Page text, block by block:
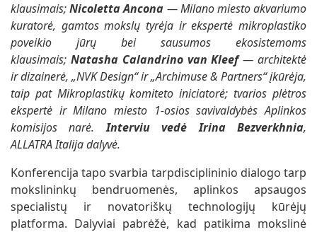
klausimais;Nicoletta Ancona — Milano miesto akvariumo
kuratorė, gamtos mokslų tyrėja ir ekspertė mikroplastiko
poveikio jūrų bei sausumos ekosistemoms
klausimais; Natasha Calandrino van Kleef— architektė
ir dizainerė, „NVK Design“ ir „Archimuse & Partners“ įkūrėja,
taip pat Mikroplastikų komiteto iniciatorė; tvarios plėtros
ekspertė ir Milano miesto 1-osios savivaldybės Aplinkos
komisijos narė.Interviu vedė Irina Bezverkhnia,
ALLATRA Italija dalyvė.
Konferencija tapo svarbia tarpdisciplininio dialogo tarp
mokslininkų bendruomenės, aplinkos apsaugos
specialistų ir novatoriškų technologijų kūrėjų
platforma. Dalyviai pabrėžė, kad patikima mokslinė